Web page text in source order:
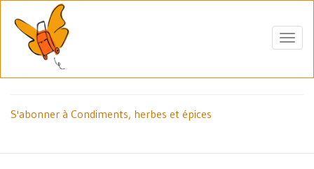
contenu
principal
S'abonner à Condiments, herbes et épices